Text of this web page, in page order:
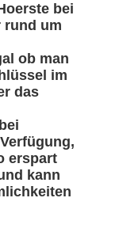
bei
rund um
ob man
im
das
erspart
kann